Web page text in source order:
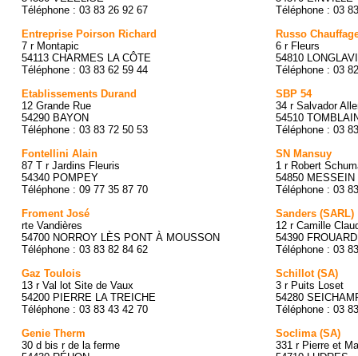
Téléphone : 03 83 26 92 67
Entreprise Poirson Richard
7 r Montapic
54113 CHARMES LA CÔTE
Téléphone : 03 83 62 59 44
Etablissements Durand
12 Grande Rue
54290 BAYON
Téléphone : 03 83 72 50 53
Fontellini Alain
87 T r Jardins Fleuris
54340 POMPEY
Téléphone : 09 77 35 87 70
Froment José
rte Vandières
54700 NORROY LÈS PONT À MOUSSON
Téléphone : 03 83 82 84 62
Gaz Toulois
13 r Val lot Site de Vaux
54200 PIERRE LA TREICHE
Téléphone : 03 83 43 42 70
Genie Therm
30 d bis r de la ferme
Téléphone : 03
Russo
6 r Fleurs
54810
Téléphone : 03
SBP 54
34 r Salvador
54510
Téléphone : 03
SN Mansuy
1 r Robert
54850 MESSEIN
Téléphone : 03
Sanders (SARL)
12 r Camille
54390 FROUARD
Téléphone : 03
Schillot (SA)
3 r Puits Loset
54280
Téléphone : 03
Soclima (SA)
331 r Pierre et